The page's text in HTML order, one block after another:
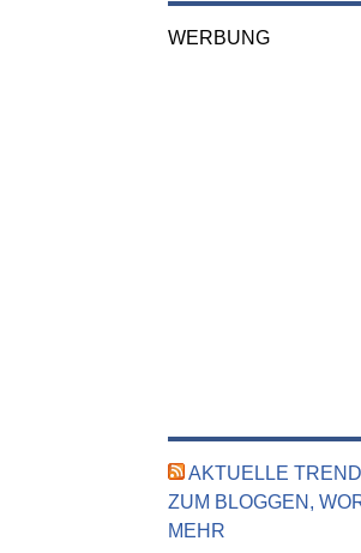
WERBUNG
AKTUELLE
ZUM BLOGGEN,
MEHR